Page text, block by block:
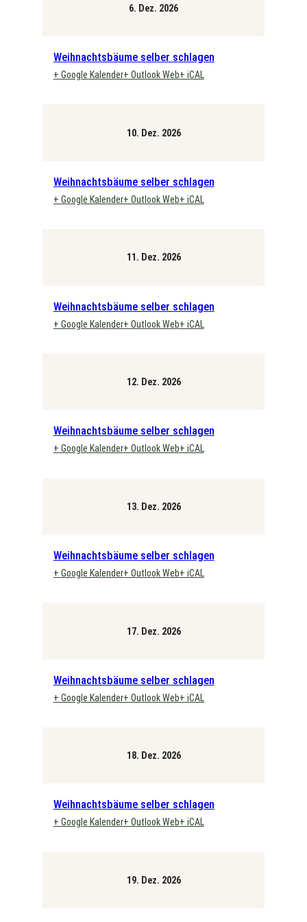
6. Dez. 2026
Weihnachtsbäume selber schlagen
+ Google Kalender+ Outlook Web+ iCAL
10. Dez. 2026
Weihnachtsbäume selber schlagen
+ Google Kalender+ Outlook Web+ iCAL
11. Dez. 2026
Weihnachtsbäume selber schlagen
+ Google Kalender+ Outlook Web+ iCAL
12. Dez. 2026
Weihnachtsbäume selber schlagen
+ Google Kalender+ Outlook Web+ iCAL
13. Dez. 2026
Weihnachtsbäume selber schlagen
+ Google Kalender+ Outlook Web+ iCAL
17. Dez. 2026
Weihnachtsbäume selber schlagen
+ Google Kalender+ Outlook Web+ iCAL
18. Dez. 2026
Weihnachtsbäume selber schlagen
+ Google Kalender+ Outlook Web+ iCAL
19. Dez. 2026